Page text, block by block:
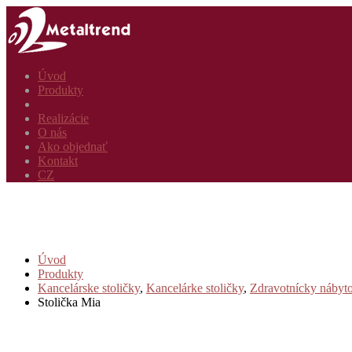
Úvod
Produkty
Realizácie
O nás
Ako objednať
Kontakt
CZ
Úvod
Produkty
Kancelárske stoličky, Kancelárke stoličky, Zdravotnícky
Stolička Mia